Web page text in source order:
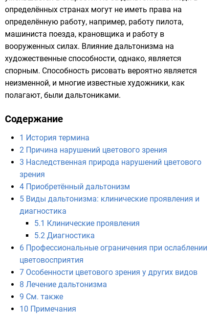
определённых странах могут не иметь права на
определённую работу, например, работу пилота,
машиниста поезда, крановщика и работу в
вооруженных силах. Влияние дальтонизма на
художественные способности, однако, является
спорным. Способность рисовать вероятно является
неизменной, и многие известные художники, как
полагают, были дальтониками.
Содержание
1 История термина
2 Причина нарушений цветового зрения
3 Наследственная природа нарушений цветового
зрения
4 Приобретённый дальтонизм
5 Виды дальтонизма: клинические проявления и
диагностика
5.1 Клинические проявления
5.2 Диагностика
6 Профессиональные ограничения при ослаблении
цветовосприятия
7 Особенности цветового зрения у других видов
8 Лечение дальтонизма
9 См. также
10 Примечания